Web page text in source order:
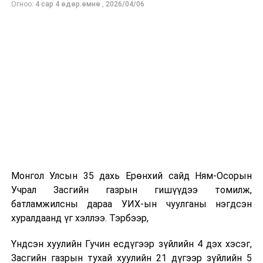
бэлтгэл сургалт дээр тулгуурладаг онцлогтой.
Тиймээс мэргэжлийн ур чадвар, эх оронч сэтгэлтэй
алба хаагчидтайгаа хамтран ажиллаж, иргэдийнхээ
итгэлийг хүлээж ажиллах нь хамгийн чухал гэж
боддог.
Бидний зорилго зөвхөн үүргээ гүйцэтгэхэд бус,
Огноо: 4 сар 4 өдөр.өмнө , 2026/04/06
Монгол Улсын 35 дахь Ерөнхий сайд Ням-Осорын
Учрал Засгийн газрын гишүүдээ томилж,
батламжилсны дараа УИХ-ын чуулганы нэгдсэн
хуралдаанд үг хэллээ. Тэрбээр,
Үндсэн хуулийн Гучин есдүгээр зүйлийн 4 дэх хэсэг,
Засгийн газрын тухай хуулийн 21 дүгээр зүйлийн 5